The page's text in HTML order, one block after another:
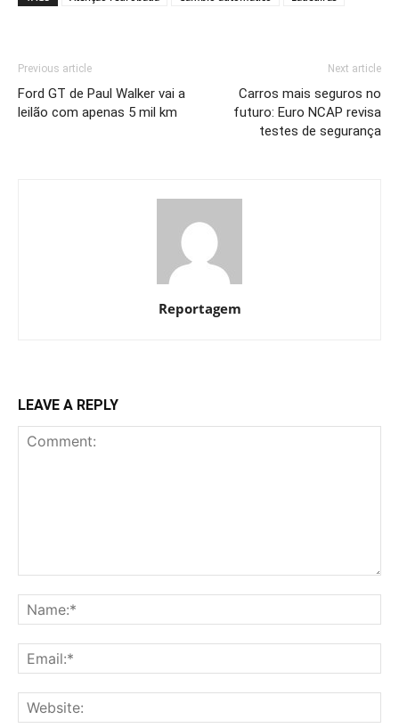
Previous article
Ford GT de Paul Walker vai a
leilão com apenas 5 mil km
Next article
Carros mais seguros no
futuro: Euro NCAP revisa
testes de segurança
Reportagem
LEAVE A REPLY